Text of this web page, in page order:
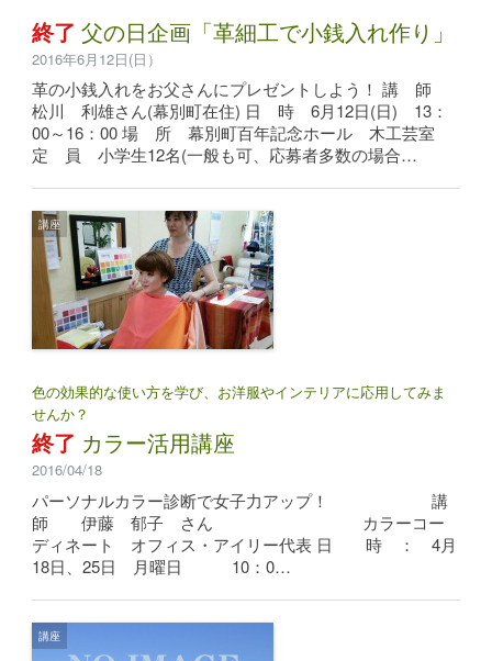
終了父の日企画「革細工で小銭入れ作り」
2016年6月12日(日）
革の小銭入れをお父さんにプレゼントしよう！ 講 師
松川 利雄さん(幕別町在住) 日 時 6月12日(日) 13：
00～16：00 場 所 幕別町百年記念ホール 木工芸室
定 員 小学生12名(一般も可、応募者多数の場合…
講座
色の効果的な使い方を学び、お洋服やインテリアに応用してみま
せんか？
終了 カラー活用講座
2016/04/18
パーソナルカラー診断で女子力アップ！ 講
師 伊藤 郁子 さん カラーコー
ディネート オフィス・アイリー代表 日 時 ： 4月
18日、25日 月曜日 10：0…
講座